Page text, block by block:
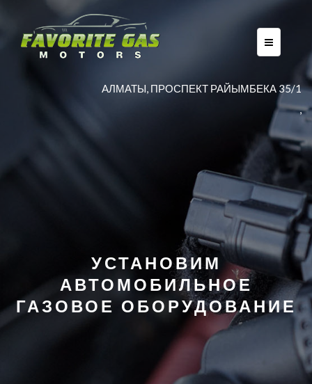
AЛМАТЫ, ПРОСПЕКТ РАЙЫМБЕКА 35/1
,
УСТАНОВИМ
АВТОМОБИЛЬНОЕ
ГАЗОВОЕ ОБОРУДОВАНИЕ